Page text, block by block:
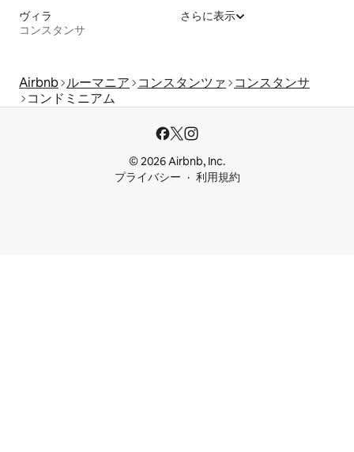
ヴィラ
コンスタンサ
さらに表示
Airbnb ルーマニア コンスタンツァ
コンスタンサ
コンドミニアム
© 2026 Airbnb, Inc.
プライバシー
利用規約